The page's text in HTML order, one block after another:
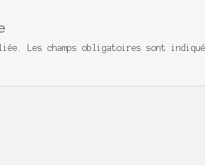
Les champs obligatoires sont